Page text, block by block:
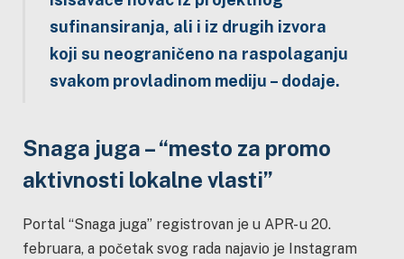
sufinansiranja, ali i iz drugih izvora
koji su neograničeno na raspolaganju
svakom provladinom mediju – dodaje.
Snaga juga – “mesto za promo
aktivnosti lokalne vlasti”
Portal “Snaga juga” registrovan je u APR- u 20.
februara, a početak svog rada najavio je Instagram